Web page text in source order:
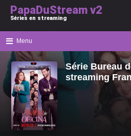
PapaDuStream v2
Séries en streaming
Menu
Série Bureau
streaming